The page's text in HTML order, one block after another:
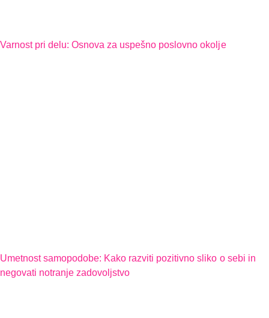
Varnost pri delu: Osnova za uspešno poslovno okolje
Umetnost samopodobe: Kako razviti pozitivno sliko o sebi in
negovati notranje zadovoljstvo